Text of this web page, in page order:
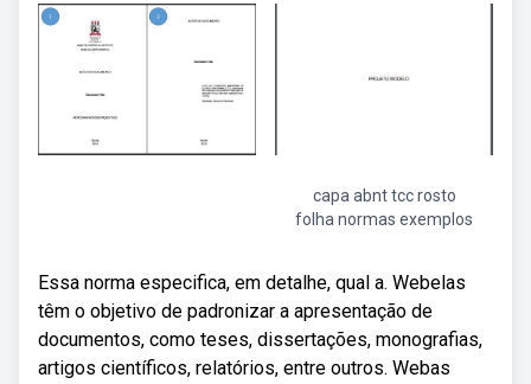
capa abnt tcc rosto
folha normas exemplos
Essa norma especifica, em detalhe, qual a. Webelas
têm o objetivo de padronizar a apresentação de
documentos, como teses, dissertações, monografias,
artigos científicos, relatórios, entre outros. Webas